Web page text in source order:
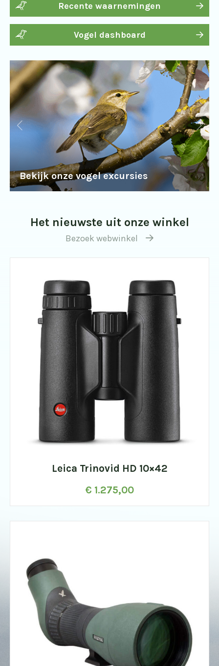
Recente waarnemingen
Vogel dashboard
Bekijk onze vogel excursies
Het nieuwste uit onze winkel
Bezoek webwinkel
Leica Trinovid HD 10×42
€ 1.275,00